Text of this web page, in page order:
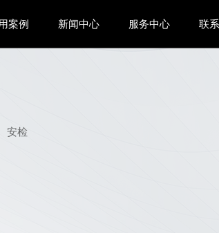
案例 新闻中心 服务中心 联
安检